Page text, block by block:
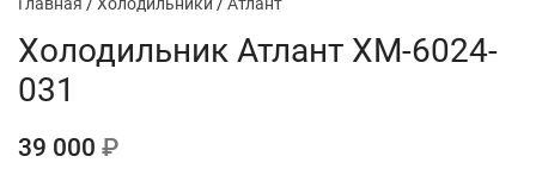
Холодильник Атлант XM-6024-
031
39 000 ₽